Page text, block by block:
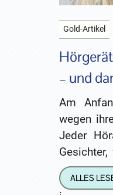
Gold-Artikel
– und
Am
wegen
Jeder
die
haben.
ALLES